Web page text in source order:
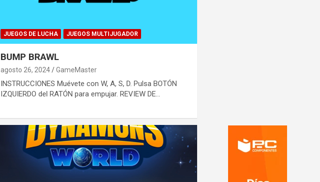
JUEGOS DE LUCHA JUEGOS MULTIJUGADOR
BUMP BRAWL
agosto 26, 2024 GameMaster
INSTRUCCIONES Muévete con W, A, S, D. Pulsa BOTÓN
IZQUIERDO del RATÓN para empujar. REVIEW DE…